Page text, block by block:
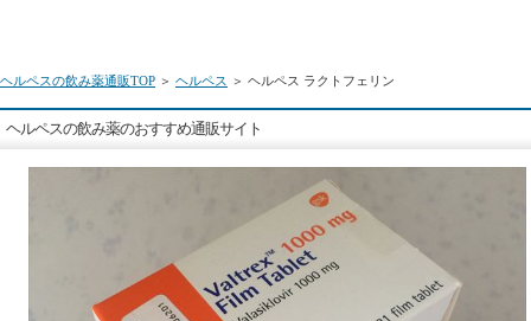
ヘルペスの飲み薬通販TOP ＞ ヘルペス ＞ ヘルペス ラクトフェリン
ヘルペスの飲み薬のおすすめ通販サイト